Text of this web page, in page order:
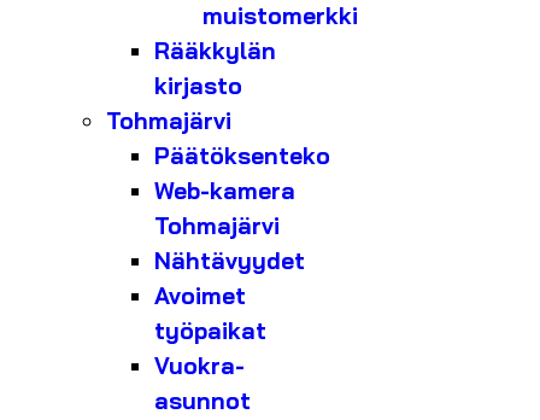
muistomerkki
Rääkkylän
kirjasto
Tohmajärvi
Päätöksenteko
Web-kamera
Tohmajärvi
Nähtävyydet
Avoimet
työpaikat
Vuokra-
asunnot